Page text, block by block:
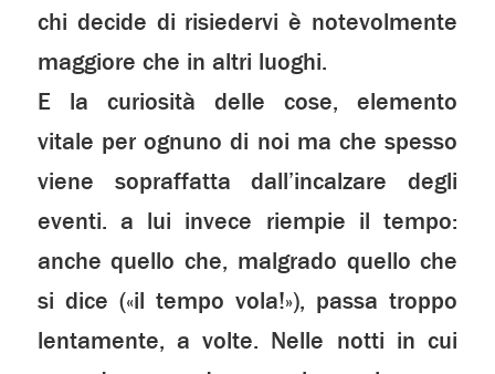
chi decide di risiedervi è notevolmente
maggiore che in altri luoghi.
E la curiosità delle cose, elemento
vitale per ognuno di noi ma che spesso
viene sopraffatta dall’incalzare degli
eventi. a lui invece riempie il tempo:
anche quello che, malgrado quello che
si dice («il tempo vola!»), passa troppo
lentamente, a volte. Nelle notti in cui